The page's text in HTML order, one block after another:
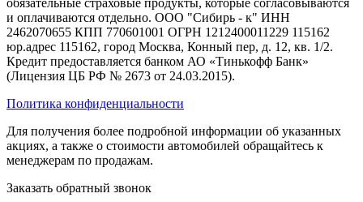
и оплачиваются отдельно. ООО "Сибирь - к" ИНН
2462070655 КПП 770601001 ОГРН 1212400011229 115162
юр.адрес 115162, город Москва, Конный пер, д. 12, кв. 1/2.
Кредит предоставляется банком АО «Тинькофф Банк»
(Лицензия ЦБ РФ № 2673 от 24.03.2015).
Политика конфиденциальности
Для получения более подробной информации об указанных
акциях, а также о стоимости автомобилей обращайтесь к
менеджерам по продажам.
Заказать обратный звонок